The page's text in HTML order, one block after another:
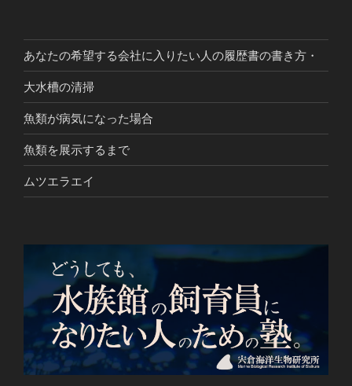
あなたの希望する会社に入りたい人の履歴書の書き方・
大水槽の清掃
魚類が病気になった場合
魚類を展示するまで
ムツエラエイ